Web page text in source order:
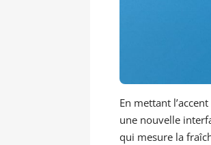
En mettant
une nouvelle
qui mesure la